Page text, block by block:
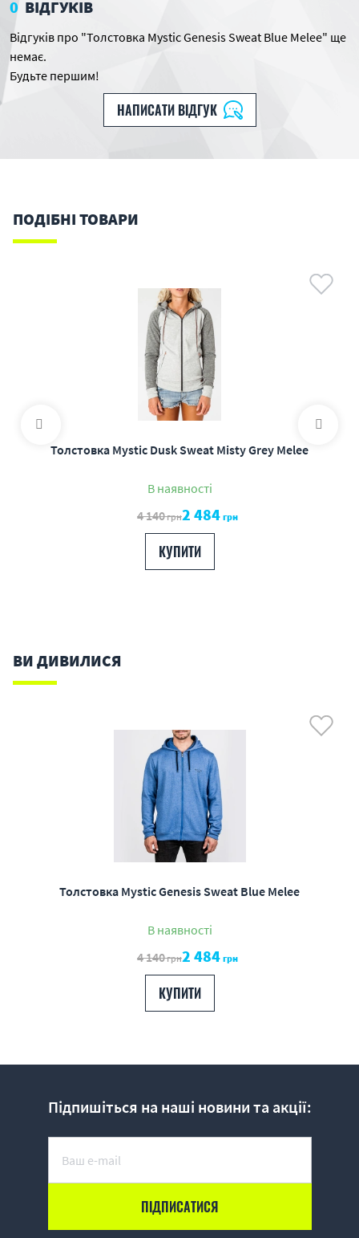
0 ВІДГУКІВ
Відгуків про "Толстовка Mystic Genesis Sweat Blue Melee" ще
немає.
Будьте першим!
НАПИСАТИ ВІДГУК
ПОДІБНІ ТОВАРИ
Толстовка Mystic Dusk Sweat Misty Grey Melee
В наявності
4 140грн2 484 грн
КУПИТИ
ВИ ДИВИЛИСЯ
Толстовка Mystic Genesis Sweat Blue Melee
В наявності
4 140грн2 484 грн
КУПИТИ
Підпишіться на наші новини та акції: